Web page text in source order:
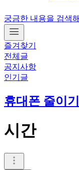
궁금한 내용을 검색
즐겨찾기
전체글
공지사항
인기글
휴대폰 줄이
시간